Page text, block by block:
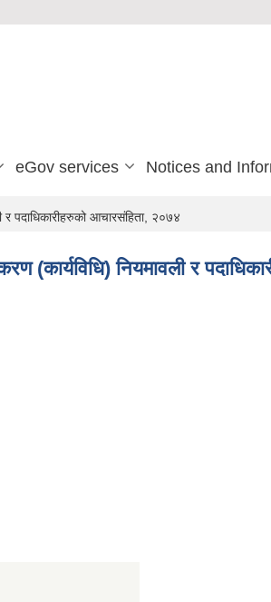
eGov services Notices and
र पदाधिकारीहरुको आचारसंहिता, २०७४
(कार्यविधि) नियमावली र